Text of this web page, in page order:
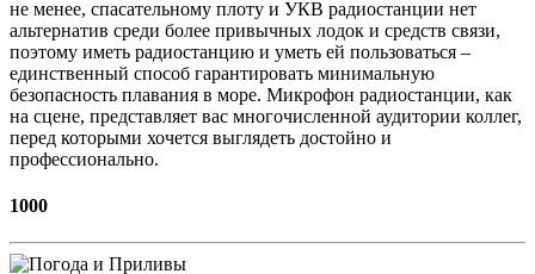
не менее, спасательному плоту и УКВ радиостанции нет
альтернатив среди более привычных лодок и средств связи,
поэтому иметь радиостанцию и уметь ей пользоваться –
единственный способ гарантировать минимальную
безопасность плавания в море. Микрофон радиостанции, как
на сцене, представляет вас многочисленной аудитории коллег,
перед которыми хочется выглядеть достойно и
профессионально.
1000